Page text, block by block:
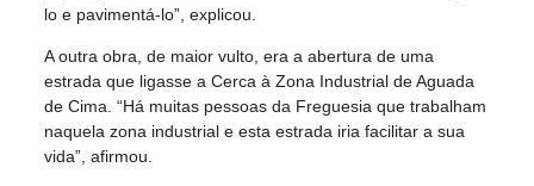
lo e pavimentá-lo”, explicou.
A outra obra, de maior vulto, era a abertura de uma
estrada que ligasse a Cerca à Zona Industrial de Aguada
de Cima. “Há muitas pessoas da Freguesia que trabalham
naquela zona industrial e esta estrada iria facilitar a sua
vida”, afirmou.